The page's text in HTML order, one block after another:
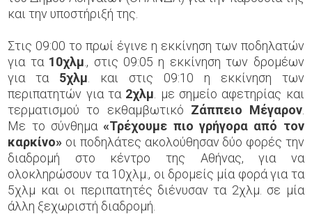
και την υποστήριξή της.
Στις 09:00 το πρωί έγινε η εκκίνηση των ποδηλατών
για τα 10χλμ ., στις 09:05 η εκκίνηση των δρομέων
για τα 5χλμ . και στις 09:10 η εκκίνηση των
περιπατητών για τα 2χλμ . με σημείο αφετηρίας και
τερματισμού το εκθαμβωτικό Ζάππειο Μέγαρον.
Με το σύνθημα«Τρέχουμε πιο γρήγορα από τον
καρκίνο» οι ποδηλάτες ακολούθησαν δύο φορές την
διαδρομή στο κέντρο της Αθήνας, για να
ολοκληρώσουν τα 10χλμ., οι δρομείς μία φορά για τα
5χλμ και οι περιπατητές διένυσαν τα 2χλμ. σε μία
άλλη ξεχωριστή διαδρομή.